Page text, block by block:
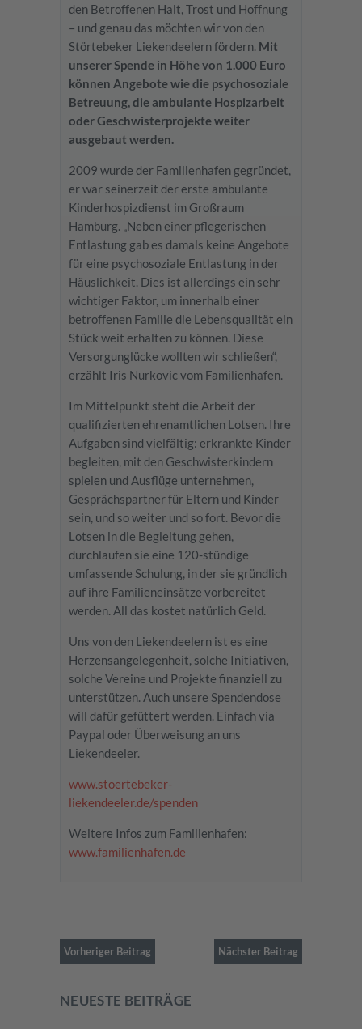
den Betroffenen Halt, Trost und Hoffnung
– und genau das möchten wir von den
Störtebeker Liekendeelern fördern. Mit
unserer Spende in Höhe von 1.000 Euro
können Angebote wie die psychosoziale
Betreuung, die ambulante Hospizarbeit
oder Geschwisterprojekte weiter
ausgebaut werden.
2009 wurde der Familienhafen gegründet,
er war seinerzeit der erste ambulante
Kinderhospizdienst im Großraum
Hamburg. „Neben einer pflegerischen
Entlastung gab es damals keine Angebote
für eine psychosoziale Entlastung in der
Häuslichkeit. Dies ist allerdings ein sehr
wichtiger Faktor, um innerhalb einer
betroffenen Familie die Lebensqualität ein
Stück weit erhalten zu können. Diese
Versorgunglücke wollten wir schließen“,
erzählt Iris Nurkovic vom Familienhafen.
Im Mittelpunkt steht die Arbeit der
qualifizierten ehrenamtlichen Lotsen. Ihre
Aufgaben sind vielfältig: erkrankte Kinder
begleiten, mit den Geschwisterkindern
spielen und Ausflüge unternehmen,
Gesprächspartner für Eltern und Kinder
sein, und so weiter und so fort. Bevor die
Lotsen in die Begleitung gehen,
durchlaufen sie eine 120-stündige
umfassende Schulung, in der sie gründlich
auf ihre Familieneinsätze vorbereitet
werden. All das kostet natürlich Geld.
Uns von den Liekendeelern ist es eine
Herzensangelegenheit, solche Initiativen,
solche Vereine und Projekte finanziell zu
unterstützen. Auch unsere Spendendose
will dafür gefüttert werden. Einfach via
Paypal oder Überweisung an uns
Liekendeeler.
www.stoertebeker-
liekendeeler.de/spenden
Weitere Infos zum Familienhafen:
www.familienhafen.de
Vorheriger Beitrag Nächster Beitrag
NEUESTE BEITRÄGE